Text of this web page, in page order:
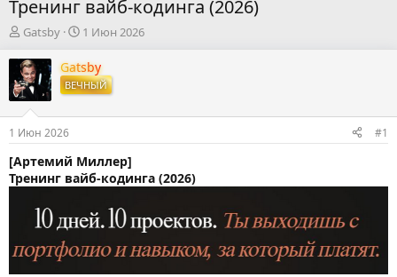
Тренинг вайб-кодинга (2026)
А
т
о
р
т
е
м
ы
Gatsby
Д
т
а
н
а
л
а
1 Июн 2026
Gatsby
ВЕЧНЫЙ
1 Июн 2026 #1
[Артемий Миллер]
Тренинг вайб-кодинга (2026)